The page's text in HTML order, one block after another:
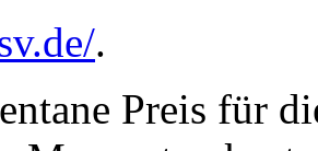
.
Preis für